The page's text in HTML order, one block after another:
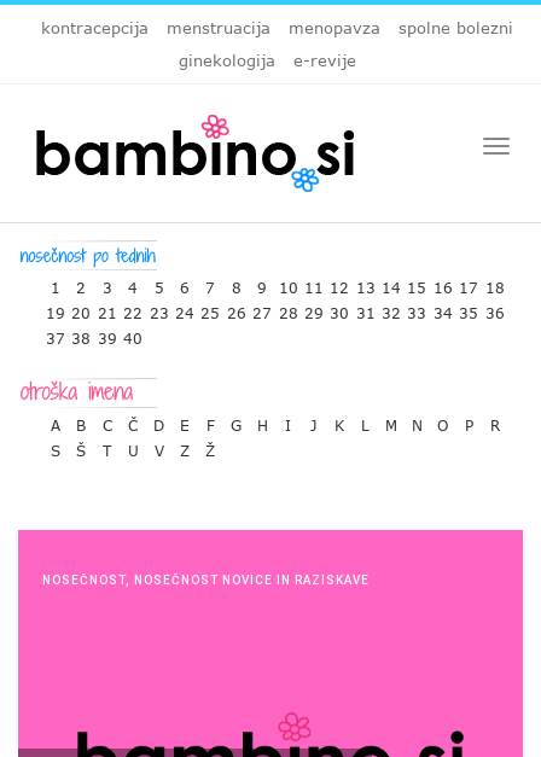
kontracepcija menstruacija menopavza
spolne bolezni
ginekologija
e-revije
1 2 3 4 5 6 7 8 9 10 11 12 13 14 15 16 17 18
19 20 21 22 23 24 25 26 27 28 29 30 31 32 33 34 35 36
37 38 39 40
A B C Č D E F G H I J K L M N O P
R
S
Š T U V Z Ž
NOSEČNOST, NOSEČNOST NOVICE IN RAZISKAVE